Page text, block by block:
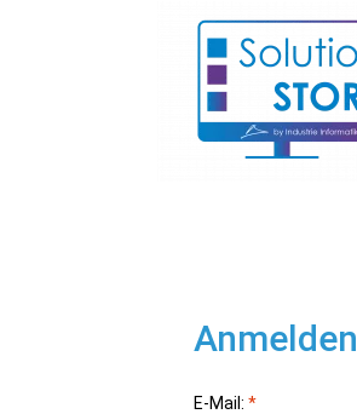
Anmelden
E-Mail: *